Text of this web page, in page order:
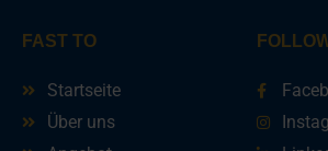
FAST TO
Startseite
Über uns